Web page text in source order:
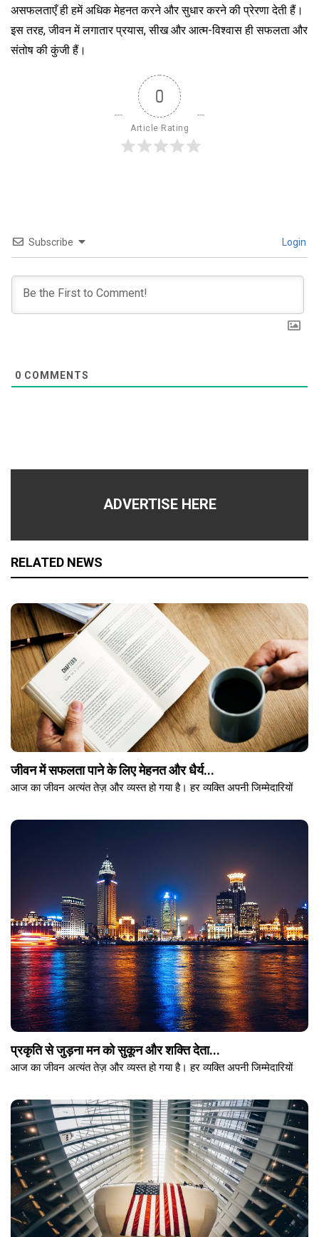
असफलताएँ ही हमें अधिक मेहनत करने और सुधार करने की प्रेरणा देती हैं।
इस तरह, जीवन में लगातार प्रयास, सीख और आत्म-विश्वास ही सफलता और
संतोष की कुंजी हैं।
0
Article Rating
Subscribe Login
0 COMMENTS
ADVERTISE HERE
RELATED NEWS
जीवन में सफलता पाने के लिए मेहनत और धैर्य...
आज का जीवन अत्यंत तेज़ और व्यस्त हो गया है। हर व्यक्ति अपनी जिम्मेदारियों
प्रकृति से जुड़ना मन को सुकून और शक्ति देता...
आज का जीवन अत्यंत तेज़ और व्यस्त हो गया है। हर व्यक्ति अपनी जिम्मेदारियों